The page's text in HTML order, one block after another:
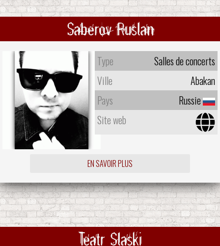
Saberov Ruslan
Type
Salles de concerts
Ville
Abakan
Pays
Russie
Site web
EN SAVOIR PLUS
Teatr Slaski